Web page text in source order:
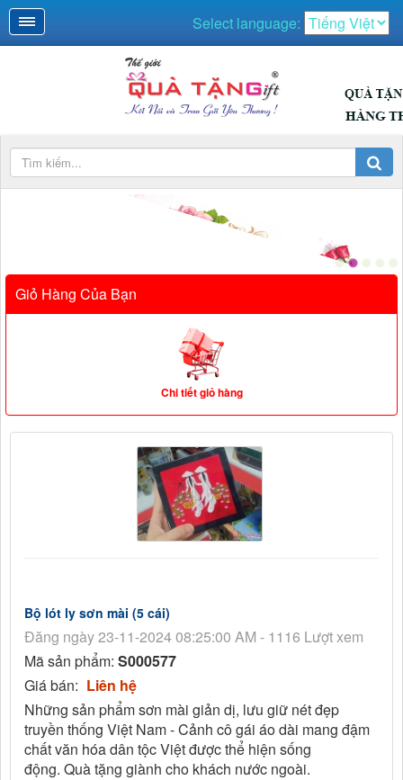
Select language:
Giỏ Hàng Của Bạn
Chi tiết giỏ hàng
Bộ lót ly sơn mài (5 cái)
Đăng ngày 23-11-2024 08:25:00 AM - 1116 Lượt xem
Mã sản phẩm: S000577
Giá bán: Liên hệ
Những sản phẩm sơn mài giản dị, lưu giữ nét đẹp
truyền thống Việt Nam - Cảnh cô gái áo dài mang đậm
chất văn hóa dân tộc Việt được thể hiện sống
động. Quà tặng giành cho khách nước ngoài.